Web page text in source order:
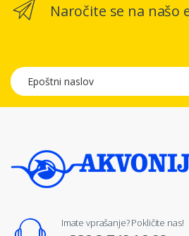
Naročite se na našo
Epoštni naslov
Imate vprašanje? Pokličite nas!